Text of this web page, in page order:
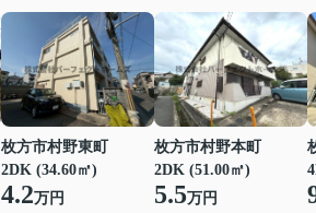
枚方市村野東町
2DK (34.60㎡)
4.2万円
枚方市村野本町
2DK (51.00㎡)
5.5万円